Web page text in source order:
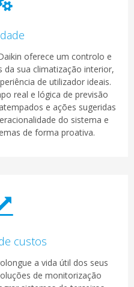
oferece um controlo e
sua climatização interior,
de utilizador ideais.
real e lógica de previsão
e ações sugeridas
do sistema e
de forma proativa.
custos
a vida útil dos seus
de monitorização